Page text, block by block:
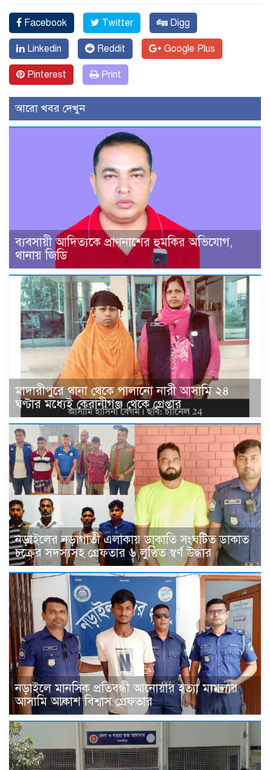
Facebook Twitter Digg
Linkedin Reddit Google Plus
Pinterest Print
আরো খবর দেখুন
ব্যবসায়ী আদিত্যকে প্রাণনাশের হুমকির অভিযোগ,
থানায় জিডি
মাদারীপুরে থানা থেকে পালানো নারী আসামি ২৪
ঘণ্টার মধ্যেই কেরানীগঞ্জ থেকে গ্রেপ্তার
নড়াইলের নড়াগাতী এলাকায় ডাকাতি সংঘটিত ডাকাত
চক্রের সদস্যসহ গ্রেফতার ৬ লুণ্ঠিত স্বর্ণ উদ্ধার
নড়াইলে মানসিক প্রতিবন্ধী আনোয়ার হত্যা মামলার
আসামি আকাশ বিশ্বাস গ্রেফতার